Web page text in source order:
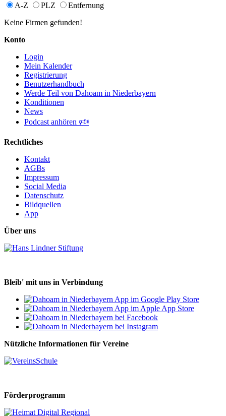
A-Z PLZ
Entfernung
Keine Firmen gefunden!
Konto
Login
Mein Kalender
Registrierung
Benutzerhandbuch
Werde Teil von Dahoam in Niederbayern
Konditionen
News
Podcast anhören 🕬
Rechtliches
Kontakt
AGBs
Impressum
Social Media
Datenschutz
Bildquellen
App
Über uns
Bleib' mit uns in Verbindung
Nützliche Informationen für Vereine
Förderprogramm